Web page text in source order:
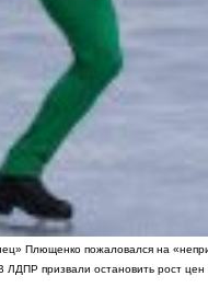
Плющенко пожаловался на
ЛДПР призвали остановить рост цен